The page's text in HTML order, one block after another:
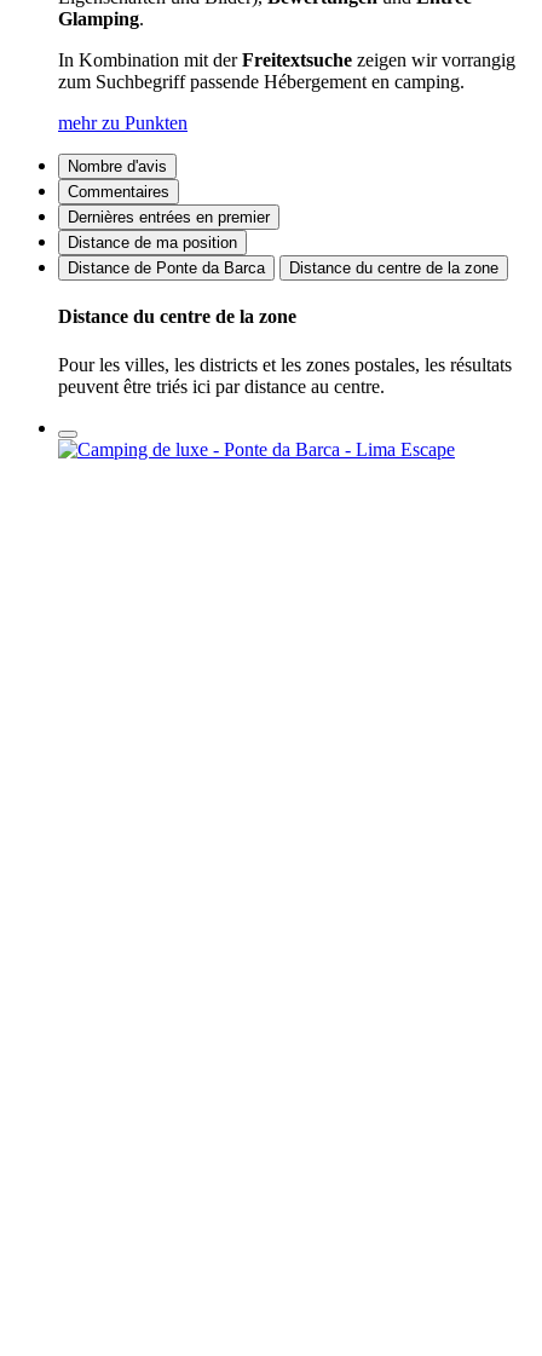
Glamping.
In Kombination mit derFreitextsuche zeigen wir vorrangig
zum Suchbegriff passende Hébergement en camping.
mehr zu Punkten
Nombre d'avis
Commentaires
Dernières entrées en premier
Distance de ma position
Distance de Ponte da Barca
Distance du centre de la zone
Distance du centre de la zone
Pour les villes, les districts et les zones postales, les résultats
peuvent être triés ici par distance au centre.